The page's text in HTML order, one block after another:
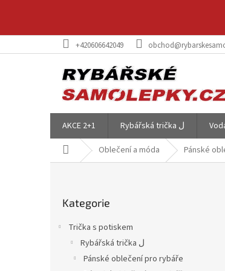
+420606642049
AKCE 2+1 Rybářská trička ل
Domů Oblečení a móda Pánské
kategorie
Kategorie
Trička s potiskem
Rybářská trička ل
Pánské oblečení pro rybáře